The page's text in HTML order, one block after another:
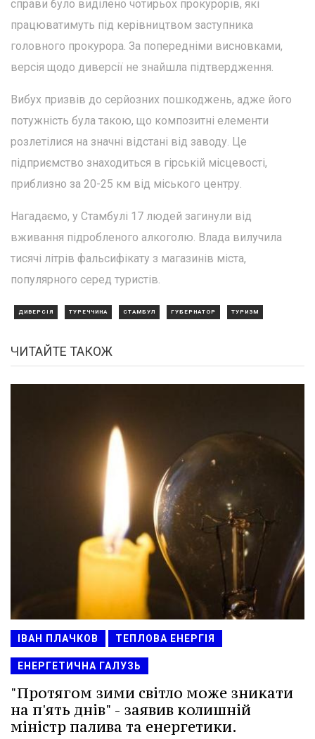
справи було виділено чотирьох прокурорів, які
працюватимуть під керівництвом заступника
головного прокурора. За попередніми висновками,
версія щодо диверсії не знайшла підтвердження.
Вибух призвів до серйозних пошкоджень, адже його
потужність була такою, що композитні елементи
розлетілися на значні відстані від заводу. Це
підприємство знаходиться в гірській місцевості,
приблизно за 20-25 км від міського центру.
Нагадаємо, у Стамбулі 17 людей загинули від
вживання підробленого алкоголю. Влада вилучила
тисячі літрів фальсифікату з магазинів міста,
популярного серед туристів.
ДИВЕРСІЯ ТУРЕЧЧИНА СТАМБУЛ ГУБЕРНАТОР ТУРИЗМ
ЧИТАЙТЕ ТАКОЖ
ІВАН ПЛАЧКОВ ТЕПЛОВА ЕНЕРГІЯ
ЕНЕРГЕТИЧНА ГАЛУЗЬ
"Протягом зими світло може зникати
на п'ять днів" - заявив колишній
міністр палива та енергетики.